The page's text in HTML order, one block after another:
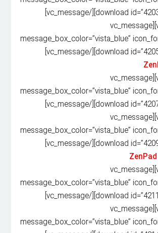
fa-download”][download id=”4203″][/vc_message]
[vc_column_text][vc_message
message_box_color=”vista_blue”
[vc_column_text][vc_message
message_box_color=”vista_blue”
fa-download”][download id=”4207″][/vc_message]
[vc_column_text][vc_message
message_box_color=”vista_blue”
[vc_column_text][vc_message
message_box_color=”vista_blue”
fa-download”][download id=”4211″][/vc_message]
[vc_column_text][vc_message
message_box_color=”vista_blue”